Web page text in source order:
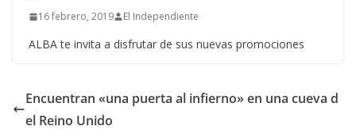
16 febrero, 2019 El Independiente
ALBA te invita a disfrutar de sus nuevas promociones
Encuentran «una puerta al infierno» en una cueva d
el Reino Unido